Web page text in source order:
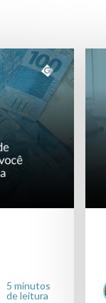
5 minutos
de leitura